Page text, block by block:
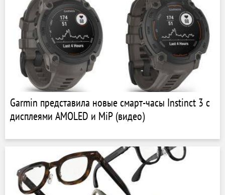
Garmin представила новые смарт-часы Instinct 3 с
дисплеями AMOLED и MiP (видео)